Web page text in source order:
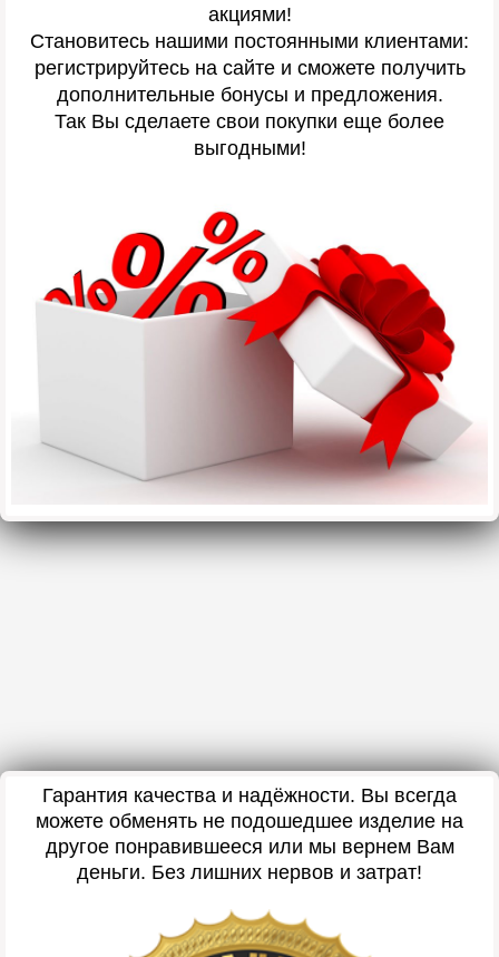
акциями!
Становитесь нашими постоянными клиентами:
регистрируйтесь на сайте и сможете получить
дополнительные бонусы и предложения.
Так Вы сделаете свои покупки еще более
выгодными!
Гарантия качества и надёжности. Вы всегда
можете обменять не подошедшее изделие на
другое понравившееся или мы вернем Вам
деньги. Без лишних нервов и затрат!